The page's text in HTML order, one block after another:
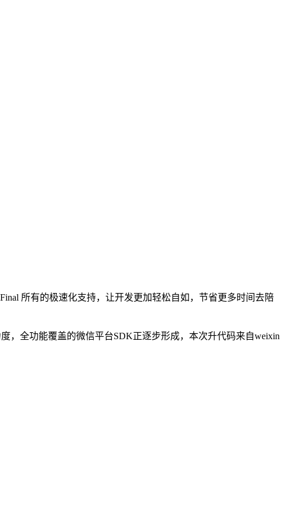
所有的极速化支持，让开发更加轻松自如，节省更多时间去陪
，全功能覆盖的微信平台SDK正逐步形成，本次升代码来自weixin